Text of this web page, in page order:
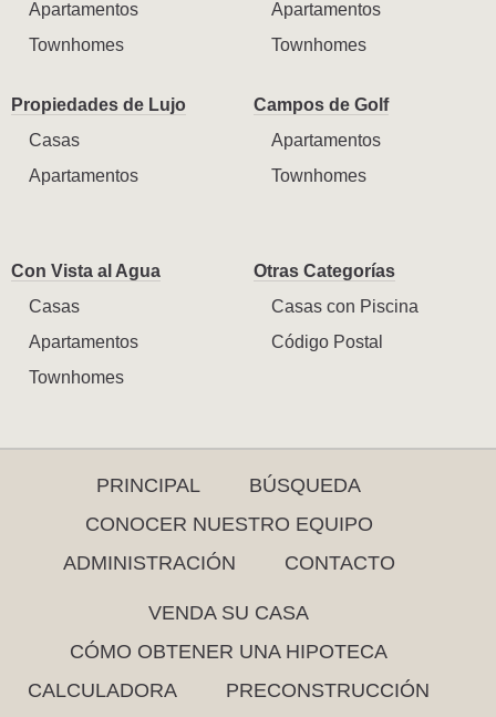
Apartamentos
Townhomes
Apartamentos
Townhomes
Propiedades de Lujo
Casas
Apartamentos
Campos de Golf
Apartamentos
Townhomes
Con Vista al Agua
Casas
Apartamentos
Townhomes
Otras Categorías
Casas con Piscina
Código Postal
PRINCIPAL
BÚSQUEDA
CONOCER NUESTRO EQUIPO
ADMINISTRACIÓN
CONTACTO
VENDA SU CASA
CÓMO OBTENER UNA HIPOTECA
CALCULADORA
PRECONSTRUCCIÓN